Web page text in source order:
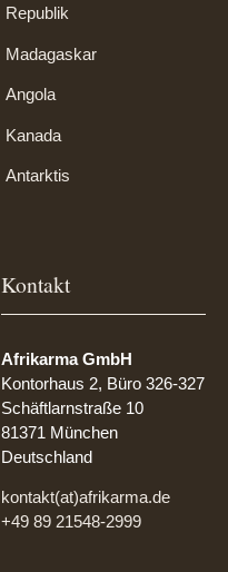
Republik
Madagaskar
Angola
Kanada
Antarktis
Kontakt
Afrikarma GmbH
Kontorhaus 2, Büro 326-327
Schäftlarnstraße 10
81371 München
Deutschland
kontakt(at)afrikarma.de
+49 89 21548-2999